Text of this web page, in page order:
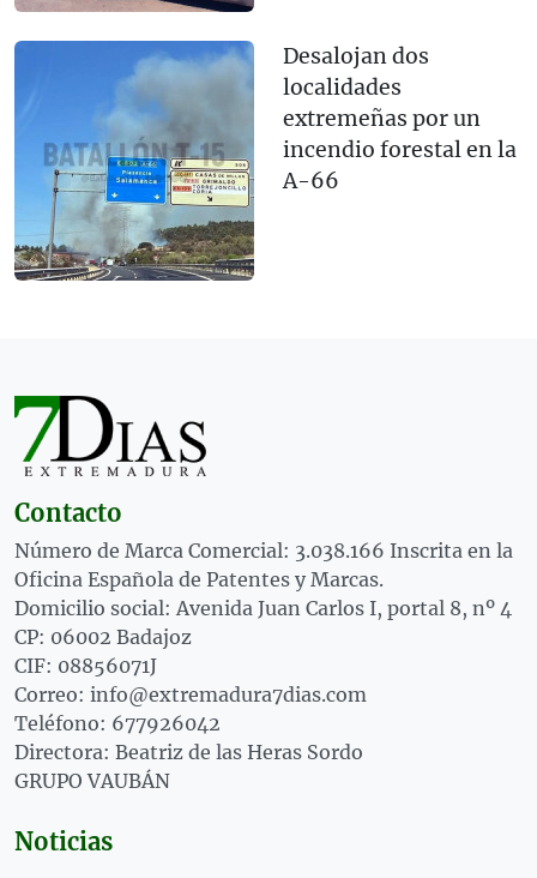
Desalojan dos
localidades
extremeñas por un
incendio forestal en la
A-66
Contacto
Número de Marca Comercial: 3.038.166 Inscrita en la
Oficina Española de Patentes y Marcas.
Domicilio social: Avenida Juan Carlos I, portal 8, nº 4
CP: 06002 Badajoz
CIF: 08856071J
Correo: info@extremadura7dias.com
Teléfono: 677926042
Directora: Beatriz de las Heras Sordo
GRUPO VAUBÁN
Noticias